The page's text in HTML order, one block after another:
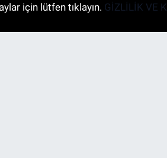
için lütfen tıklayın. GİZLİLİK VE